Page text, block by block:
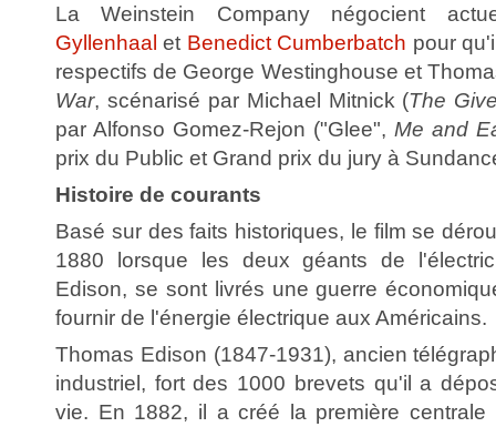
La Weinstein Company négocient
Gyllenhaal et Benedict Cumberbatch pour
respectifs de George Westinghouse et
War, scénarisé par Michael Mitnick (The
par Alfonso Gomez-Rejon ("Glee", Me and
prix du Public et Grand prix du jury à
Histoire de courants
Basé sur des faits historiques, le film se
1880 lorsque les deux géants de
Edison, se sont livrés une guerre
fournir de l'énergie électrique aux Américains.
Thomas Edison (1847-1931), ancien
industriel, fort des 1000 brevets qu'il a
vie. En 1882, il a créé la première centrale